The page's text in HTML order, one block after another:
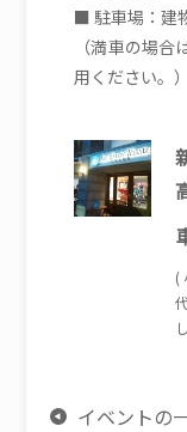
■ 駐車場：建
（満車の場
用ください。）
(
イベントの